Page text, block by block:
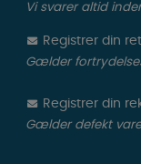
Vi svarer altid
Registrer din
Gælder
Registrer din
Gælder defekt